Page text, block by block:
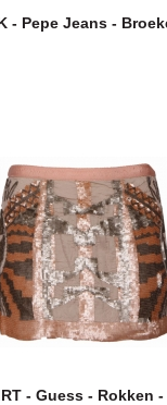
- Pepe Jeans -
- Guess - Rokken